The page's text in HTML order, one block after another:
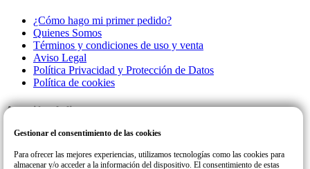
¿Cómo hago mi primer pedido?
Quienes Somos
Términos y condiciones de uso y venta
Aviso Legal
Política Privacidad y Protección de Datos
Política de cookies
Atención al cliente
Llamanos a este número de teléfono para cualquier consulta o incidencia
Gestionar el consentimiento de las cookies
Para ofrecer las mejores experiencias, utilizamos tecnologías como las cookies para
almacenar y/o acceder a la información del dispositivo. El consentimiento de estas